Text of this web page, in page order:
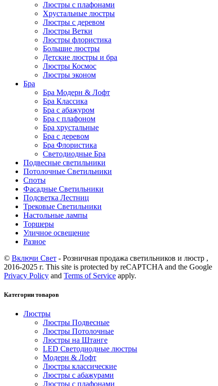
Люстры с плафонами
Хрустальные люстры
Люстры с деревом
Люстры Ветки
Люстры флористика
Большие люстры
Детские люстры и бра
Люстры Космос
Люстры эконом
Бра
Бра Модерн & Лофт
Бра Классика
Бра с абажуром
Бра с плафоном
Бра хрустальные
Бра с деревом
Бра Флористика
Светодиодные Бра
Подвесные светильники
Потолочные Светильники
Споты
Фасадные Светильники
Подсветка Лестниц
Трековые Светильники
Настольные лампы
Торшеры
Уличное освещение
Разное
© Включи Свет - Розничная продажа светильников и люстр ,
2016-2025 г. This site is protected by reCAPTCHA and the Google
Privacy Policy and Terms of Service apply.
Категории товаров
Люстры
Люстры Подвесные
Люстры Потолочные
Люстры на Штанге
LED Светодиодные люстры
Модерн & Лофт
Люстры классические
Люстры с абажурами
Люстры с плафонами